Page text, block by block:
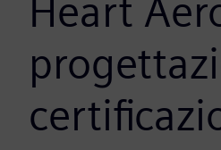
Heart